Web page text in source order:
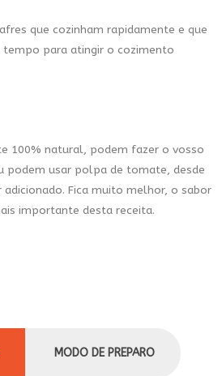
que cozinham rapidamente e que
para atingir o cozimento
100% natural, podem fazer o vosso
podem usar polpa de tomate, desde
adicionado. Fica muito melhor, o sabor
importante desta receita.
MODO DE PREPARO